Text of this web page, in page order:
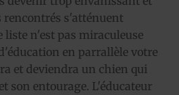
rencontrés s'atténuent
liste n'est pas miraculeuse
en parrallèle votre
et deviendra un chien qui
son entourage. L'éducateur